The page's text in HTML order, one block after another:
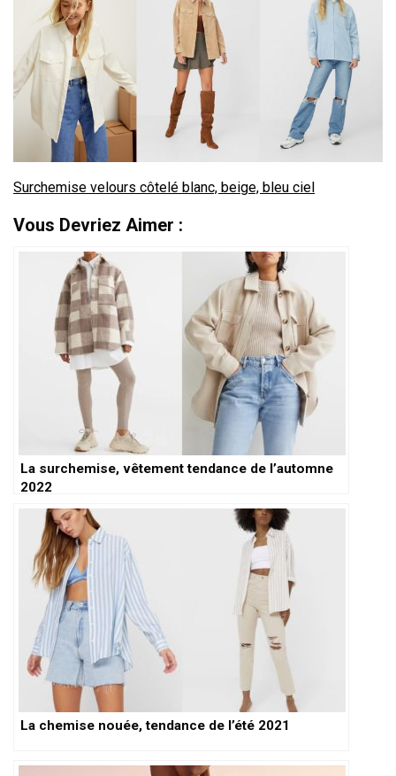
Surchemise velours côtelé blanc, beige, bleu ciel
Vous Devriez Aimer :
La surchemise, vêtement tendance de l’automne
2022
La chemise nouée, tendance de l’été 2021